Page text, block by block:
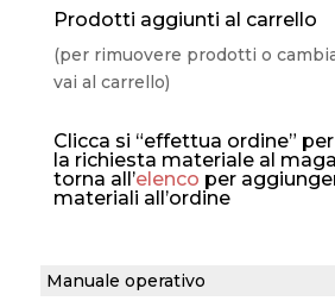
Prodotti aggiunti al carrello
(per rimuovere prodotti o
vai al carrello)
Clicca si “effettua ordine”
la richiesta materiale al
torna all’elenco per
materiali all’ordine
Manuale operativo